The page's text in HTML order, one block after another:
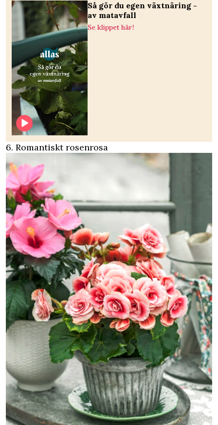
Så gör du egen växtnäring -
av matavfall
Se klippet här!
6. Romantiskt rosenrosa